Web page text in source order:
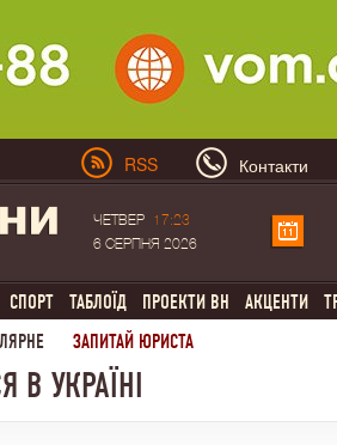
RSS Контакти
ЧЕТВЕР
17:23
6 СЕРПНЯ 2026
СПОРТ ТАБЛОЇД ПРОЕКТИ ВН АКЦЕНТИ
ЗАПИТАЙ ЮРИСТА
УКРАЇНІ